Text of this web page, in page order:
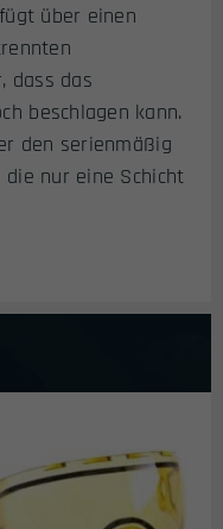
über einen
dass das
beschlagen kann.
den serienmäßig
nur eine Schicht